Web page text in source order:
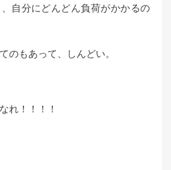
自分にどんどん負荷がかかるの
のもあって、しんどい。
れ！！！！